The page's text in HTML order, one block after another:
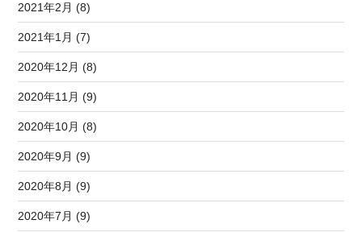
2021年2月 (8)
2021年1月 (7)
2020年12月 (8)
2020年11月 (9)
2020年10月 (8)
2020年9月 (9)
2020年8月 (9)
2020年7月 (9)